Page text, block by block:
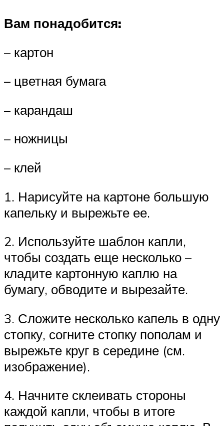
Вам понадобится:
– картон
– цветная бумага
– карандаш
– ножницы
– клей
1. Нарисуйте на картоне большую
капельку и вырежьте ее.
2. Используйте шаблон капли,
чтобы создать еще несколько –
кладите картонную каплю на
бумагу, обводите и вырезайте.
3. Сложите несколько капель в одну
стопку, согните стопку пополам и
вырежьте круг в середине (см.
изображение).
4. Начните склеивать стороны
каждой капли, чтобы в итоге